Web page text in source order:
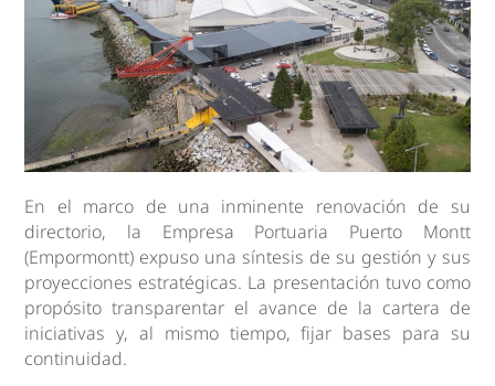
En el marco de una inminente renovación de su
directorio, la Empresa Portuaria Puerto Montt
(Empormontt) expuso una síntesis de su gestión y sus
proyecciones estratégicas. La presentación tuvo como
propósito transparentar el avance de la cartera de
iniciativas y, al mismo tiempo, fijar bases para su
continuidad.